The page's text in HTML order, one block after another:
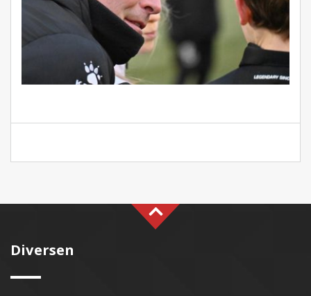
Diversen